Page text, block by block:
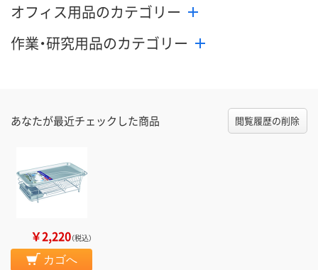
オフィス用品のカテゴリー
作業・研究用品のカテゴリー
あなたが最近チェックした商品 閲覧履歴の削除
￥2,220（税込）
カゴへ